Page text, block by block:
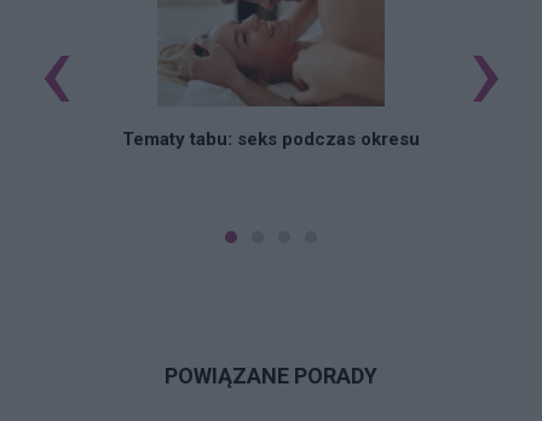
Tematy tabu: seks podczas okresu
‹ ›
POWIĄZANE PORADY